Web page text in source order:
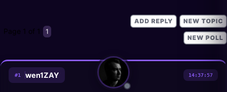
Page 1 of 1 1
#1 wen1ZAY 14:37:57